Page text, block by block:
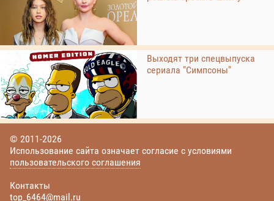
Выходят три спецвыпуска
сериала "Симпсоны"
© 2011-2026
Использование сайта означает согласие с условиями
пользовательского соглашения
Контакты
top_6464@mail.ru